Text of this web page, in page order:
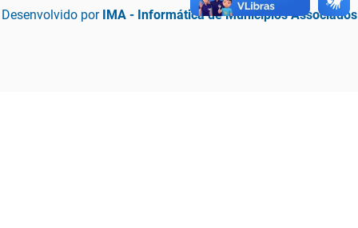
Desenvolvido por IMA - Informática de Municípios Associados